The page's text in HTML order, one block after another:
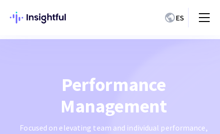
ES
Performance
Management
Focused on elevating team and individual performance,